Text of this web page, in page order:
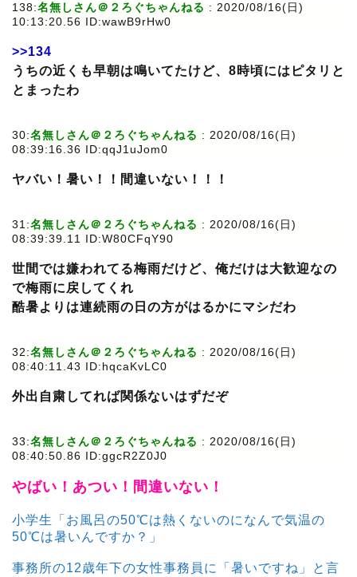
138:名無しさん＠２ろぐちゃんねる : 2020/08/16(日)
10:13:20.56 ID:wawB9rHw0
>>134
うちの近くも早朝は鳴いてたけど、8時頃にはピタリと
とまったわ
30:名無しさん＠２ろぐちゃんねる : 2020/08/16(日)
08:39:16.36 ID:qqJ1uJom0
ヤバい！暑い！！間違いない！！！
31:名無しさん＠２ろぐちゃんねる : 2020/08/16(日)
08:39:39.11 ID:W80CFqY90
世間では嫌われてる梅雨だけど、俺だけは大歓迎なの
で梅雨に戻してくれ
酷暑よりは連続雨の日の方がはるかにマシだわ
32:名無しさん＠２ろぐちゃんねる : 2020/08/16(日)
08:40:11.43 ID:hqcaKvLC0
外出自粛してれば関係ないはずだぞ
33:名無しさん＠２ろぐちゃんねる : 2020/08/16(日)
08:40:50.86 ID:ggcR2Z0J0
やばい！あつい！間違いない！
小学生「お風呂の50℃は熱くないのになんで気温の
50℃は暑いんですか？」
事務所の12歳年下の女性事務員に「暑いですね」と言